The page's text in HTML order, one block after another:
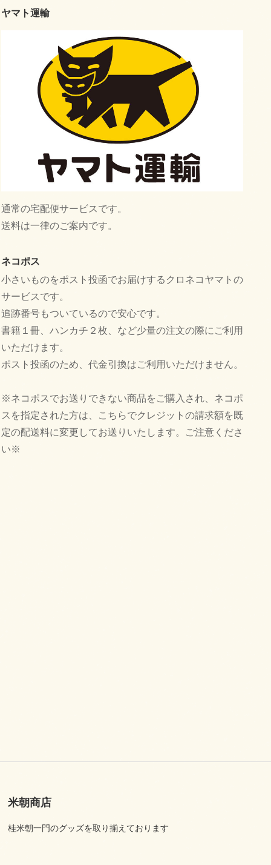
ヤマト運輸
通常の宅配便サービスです。
送料は一律のご案内です。
ネコポス
小さいものをポスト投函でお届けするクロネコヤマトの
サービスです。
追跡番号もついているので安心です。
書籍１冊、ハンカチ２枚、など少量の注文の際にご利用
いただけます。
ポスト投函のため、代金引換はご利用いただけません。
※ネコポスでお送りできない商品をご購入され、ネコポ
スを指定された方は、こちらでクレジットの請求額を既
定の配送料に変更してお送りいたします。ご注意くださ
い※
米朝商店
桂米朝一門のグッズを取り揃えております